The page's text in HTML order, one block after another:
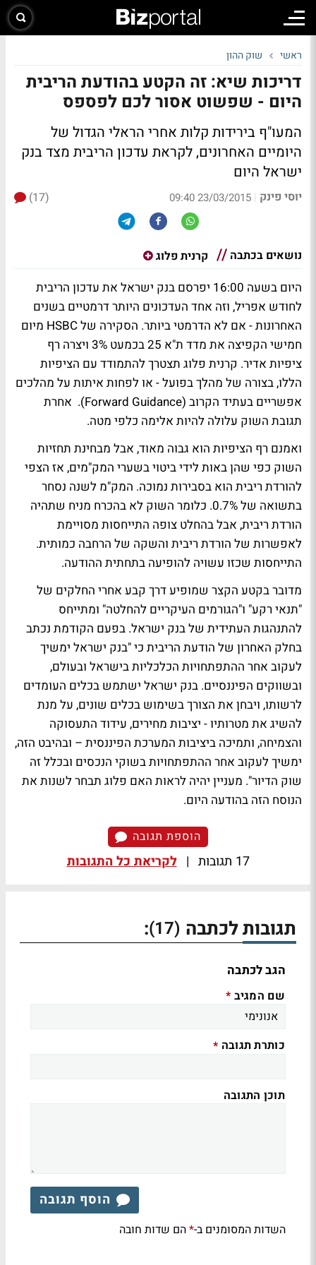
ראשי שוק ההון
דריכות שיא: זה הקטע בהודעת הריבית
היום - שפשוט אסור לכם לפספס
המעו"ף בירידות קלות אחרי הראלי הגדול של
היומיים האחרונים, לקראת עדכון הריבית מצד בנק
ישראל היום
יוסי פינק |
23/03/2015 09:40
(17)
נושאים בכתבה קרנית פלוג
היום בשעה 16:00 יפרסם בנק ישראל את עדכון הריבית
לחודש אפריל, וזה אחד העדכונים היותר דרמטיים בשנים
האחרונות - אם לא הדרמטי ביותר. הסקירה של HSBC מיום
חמישי הקפיצה את מדד ת"א 25 בכמעט 3% ויצרה רף
ציפיות אדיר. קרנית פלוג תצטרך להתמודד עם הציפיות
הללו, בצורה של מהלך בפועל - או לפחות איתות על מהלכים
אפשריים בעתיד הקרוב (Forward Guidance). אחרת
תגובת השוק עלולה להיות אלימה כלפי מטה.
ואמנם רף הציפיות הוא גבוה מאוד, אבל מבחינת תחזיות
השוק כפי שהן באות לידי ביטוי בשערי המק"מים, אז הצפי
להורדת ריבית הוא בסבירות נמוכה. המק"מ לשנה נסחר
בתשואה של 0.7%. כלומר השוק לא בהכרח מניח שתהיה
הורדת ריבית, אבל בהחלט צופה התייחסות מסויימת
לאפשרות של הורדת ריבית והשקה של הרחבה כמותית.
התייחסות שכזו עשויה להופיעה בתחתית ההודעה.
מדובר בקטע הקצר שמופיע דרך קבע אחרי החלקים של
"תנאי רקע" ו"הגורמים העיקריים להחלטה" ומתייחס
להתנהגות העתידית של בנק ישראל. בפעם הקודמת נכתב
בחלק האחרון של הודעת הריבית כי "בנק ישראל ימשיך
לעקוב אחר ההתפתחויות הכלכליות בישראל ובעולם,
ובשווקים הפיננסיים. בנק ישראל ישתמש בכלים העומדים
לרשותו, ויבחן את הצורך בשימוש בכלים שונים, על מנת
להשיג את מטרותיו - יציבות מחירים, עידוד התעסוקה
והצמיחה, ותמיכה ביציבות המערכת הפיננסית – ובהיבט הזה,
ימשיך לעקוב אחר ההתפתחויות בשוקי הנכסים ובכלל זה
שוק הדיור". מעניין יהיה לראות האם פלוג תבחר לשנות את
הנוסח הזה בהודעה היום.
הוספת תגובה
17 תגובות | לקריאת כל התגובות
תגובות לכתבה (17)
:
הגב לכתבה
שם המגיב *
כותרת תגובה *
תוכן התגובה
הוסף תגובה
השדות המסומנים ב-*הם שדות חובה